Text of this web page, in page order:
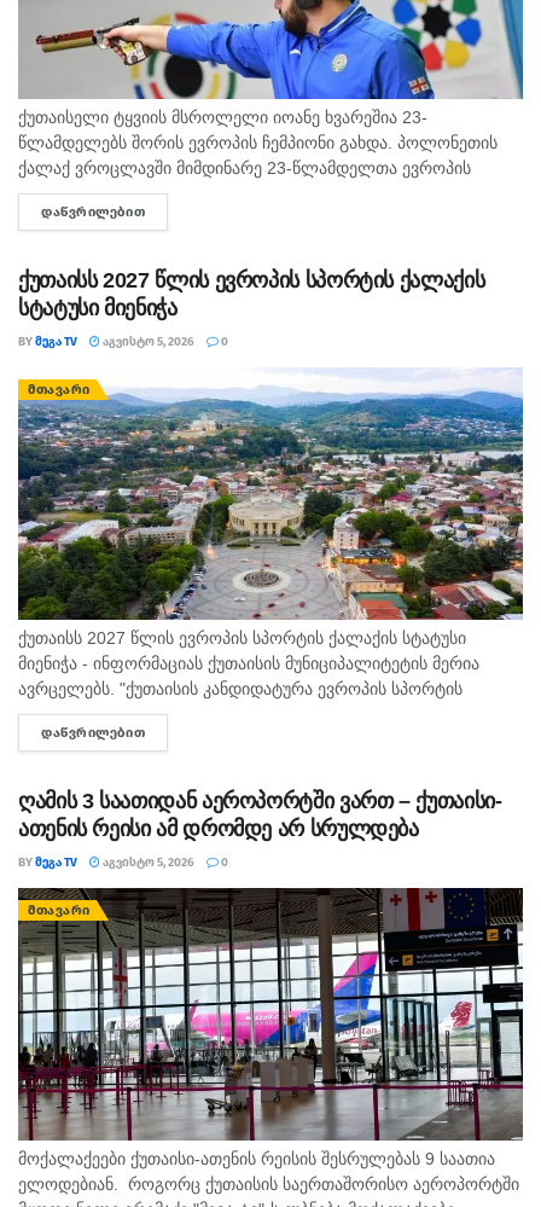
ქუთაისელი ტყვიის მსროლელი იოანე ხვარეშია 23-
წლამდელებს შორის ევროპის ჩემპიონი გახდა. პოლონეთის
ქალაქ ვროცლავში მიმდინარე 23-წლამდელთა ევროპის
ჩემპიონატზე ქუთაისელმა ტყვიის მსროლელმა იოანე
ხვარეშიამ ბრწყინვალედ იასპარეზა და ოქროს მედალი
ᲓᲐᲬᲕᲠᲘᲚᲔᲑᲘᲗ
ქუთაისს 2027 წლის ევროპის სპორტის ქალაქის
სტატუსი მიენიჭა
BYᲛᲔᲒᲐ TV ᲐᲒᲕᲘᲡᲢᲝ 5, 2026 0
ᲛᲗᲐᲕᲐᲠᲘ
ქუთაისს 2027 წლის ევროპის სპორტის ქალაქის სტატუსი
მიენიჭა - ინფორმაციას ქუთაისის მუნიციპალიტეტის მერია
ავრცელებს. "ქუთაისის კანდიდატურა ევროპის სპორტის
დედაქალაქებისა და ქალაქების ფედერაციაში ( ACES )
„ევროპის სპორტის ქალაქი 2027“-ის სტატუსის...
ᲓᲐᲬᲕᲠᲘᲚᲔᲑᲘᲗ
ღამის 3 საათიდან აეროპორტში ვართ – ქუთაისი-
ათენის რეისი ამ დრომდე არ სრულდება
BYᲛᲔᲒᲐ TV ᲐᲒᲕᲘᲡᲢᲝ 5, 2026 0
ᲛᲗᲐᲕᲐᲠᲘ
მოქალაქეები ქუთაისი-ათენის რეისის შესრულებას 9 საათია
ელოდებიან. როგორც ქუთაისის საერთაშორისო აეროპორტში